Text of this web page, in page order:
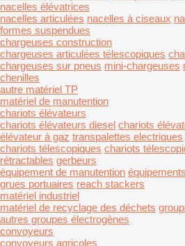
nacelles élévatrices
nacelles articulées nacelles à ciseaux
formes suspendues
chargeuses construction
chargeuses articulées télescopiques
chargeuses sur pneus mini-chargeuses
chenilles
autre matériel TP
matériel de manutention
chariots élévateurs
chariots élévateurs diesel chariots
élévateur à gaz transpalettes electriques
chariots télescopiques chariots
rétractables gerbeurs
équipement de manutention
grues portuaires reach stackers
matériel industriel
matériel de recyclage des déchets
autres groupes électrogènes
convoyeurs
convoyeurs agricoles